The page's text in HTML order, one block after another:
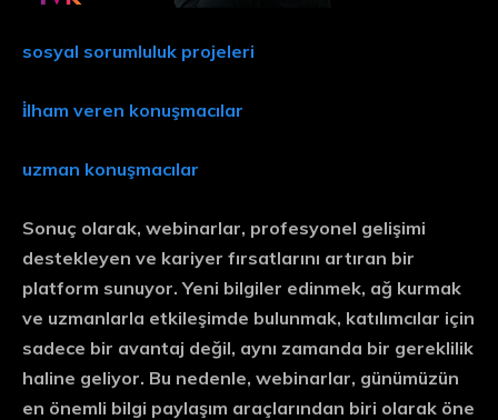
sosyal sorumluluk projeleri
i̇lham veren konuşmacılar
uzman konuşmacılar
Sonuç olarak, webinarlar, profesyonel gelişimi
destekleyen ve kariyer fırsatlarını artıran bir
platform sunuyor. Yeni bilgiler edinmek, ağ kurmak
ve uzmanlarla etkileşimde bulunmak, katılımcılar için
sadece bir avantaj değil, aynı zamanda bir gereklilik
haline geliyor. Bu nedenle, webinarlar, günümüzün
en önemli bilgi paylaşım araçlarından biri olarak öne